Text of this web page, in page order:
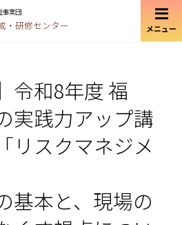
事業団
・研修センター
令和8年度 福
実践力アップ講
リスクマネジメ
基本と、現場の
メニュー